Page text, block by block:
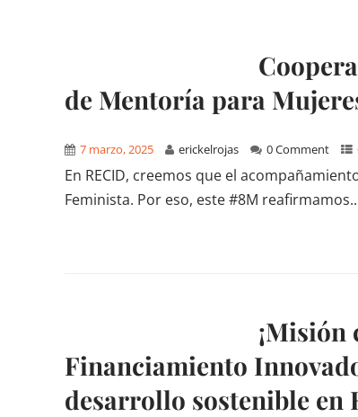
de Mentoría para
7 marzo, 2025 erickelrojas 0 Comment
En RECID, creemos que el
Feminista. Por eso, este #8M
¡Misión
Financiamiento
desarrollo sostenible en